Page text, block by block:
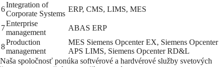
6
Integration of
Corporate Systems
ERP, CMS, LIMS, MES
7
Enterprise
management
ABAS ERP
8
Production
management
MES Siemens Opcenter EX, Siemens Opcenter
APS LIMS, Siemens Opcenter RD&L
Naša spoločnosť ponúka softvérové a hardvérové služby svetových